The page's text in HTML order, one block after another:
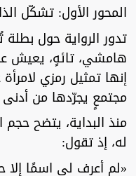
المحور الأول: تشكّل
تدور الرواية حول
هامشي، تائهٍ، يعيش
إنها تمثيل رمزي
مجتمعٍ يجرّدها من أدنى
منذ البداية، يتضح
له، إذ تقول:
«لم أعرف لي اسمًا